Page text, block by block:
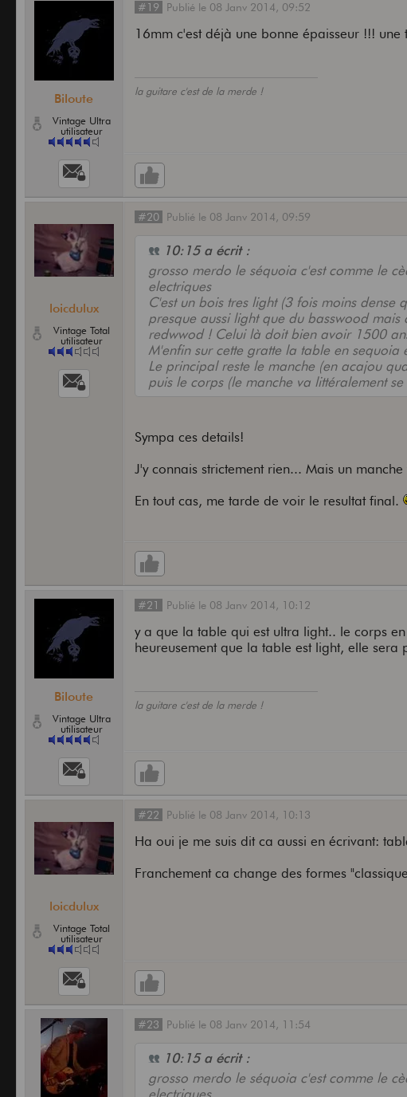
Biloute
Vintage Ultra
utilisateur
#19 Publié le 08 Janv 2014, 09:52
16mm c'est déjà une bonne épaisseur !!!
la guitare c'est de la merde !
loicdulux
Vintage Total
utilisateur
#20 Publié le 08 Janv 2014, 09:59
10:15 a écrit :
grosso merdo le séquoia c'est comme le
electriques
C'est un bois tres light (3 fois moins dense
presque aussi light que du basswood
redwwod ! Celui là doit bien avoir 1500
M'enfin sur cette gratte la table en sequoia
Le principal reste le manche (en acajou
puis le corps (le manche va littéralement
Sympa ces details!
J'y connais strictement rien... Mais un
En tout cas, me tarde de voir le resultat final.
Biloute
Vintage Ultra
utilisateur
#21 Publié le 08 Janv 2014, 10:12
y a que la table qui est ultra light.. le corps
heureusement que la table est light, elle sera
la guitare c'est de la merde !
loicdulux
Vintage Total
utilisateur
#22 Publié le 08 Janv 2014, 10:13
Ha oui je me suis dit ca aussi en écrivant:
Franchement ca change des formes
#23 Publié le 08 Janv 2014, 11:54
10:15 a écrit :
grosso merdo le séquoia c'est comme le